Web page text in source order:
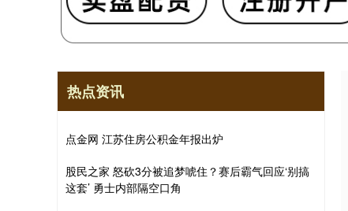
热点资讯
点金网 江苏住房公积金年报出炉
股民之家 怒砍3分被追梦唬住？赛后霸气回应‘别搞
这套’ 勇士内部隔空口角